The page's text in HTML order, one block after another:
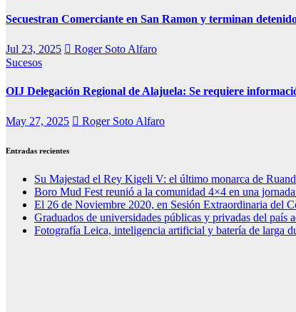
Secuestran Comerciante en San Ramon y terminan
Jul 23, 2025
Roger Soto Alfaro
Sucesos
OIJ Delegación Regional de Alajuela: Se requiere
May 27, 2025 Roger Soto Alfaro
Entradas recientes
Su Majestad el Rey Kigeli V: el último monarca de
Boro Mud Fest reunió a la comunidad 4×4 en una
El 26 de Noviembre 2020, en Sesión Extraordinaria del
Graduados de universidades públicas y privadas del país
Fotografía Leica, inteligencia artificial y batería de larga